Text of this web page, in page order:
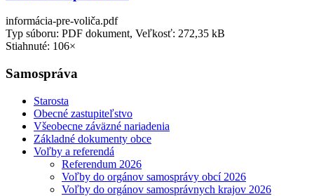
informácia-pre-voliča.pdf
Typ súboru: PDF dokument, Veľkosť: 272,35 kB
Stiahnuté: 106×
Samospráva
Starosta
Obecné zastupiteľstvo
Všeobecne záväzné nariadenia
Základné dokumenty obce
Voľby a referendá
Referendum 2026
Voľby do orgánov samosprávy obcí 2026
Voľby do orgánov samosprávnych krajov 2026